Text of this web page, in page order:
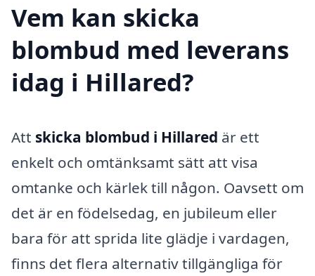
Vem kan skicka
blombud med leverans
idag i Hillared?
Att skicka blombud i Hillared är ett
enkelt och omtänksamt sätt att visa
omtanke och kärlek till någon. Oavsett om
det är en födelsedag, en jubileum eller
bara för att sprida lite glädje i vardagen,
finns det flera alternativ tillgängliga för